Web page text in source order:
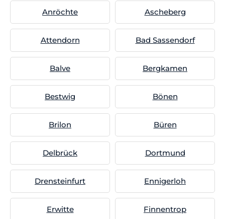
Anröchte Ascheberg
Attendorn Bad Sassendorf
Balve Bergkamen
Bestwig Bönen
Brilon Büren
Delbrück Dortmund
Drensteinfurt Ennigerloh
Erwitte Finnentrop